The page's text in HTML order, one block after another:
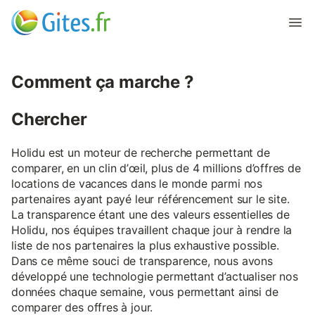
Comment ça marche ?
Chercher
Holidu est un moteur de recherche permettant de
comparer, en un clin d’œil, plus de 4 millions d’offres de
locations de vacances dans le monde parmi nos
partenaires ayant payé leur référencement sur le site.
La transparence étant une des valeurs essentielles de
Holidu, nos équipes travaillent chaque jour à rendre la
liste de nos partenaires la plus exhaustive possible.
Dans ce même souci de transparence, nous avons
développé une technologie permettant d’actualiser nos
données chaque semaine, vous permettant ainsi de
comparer des offres à jour.